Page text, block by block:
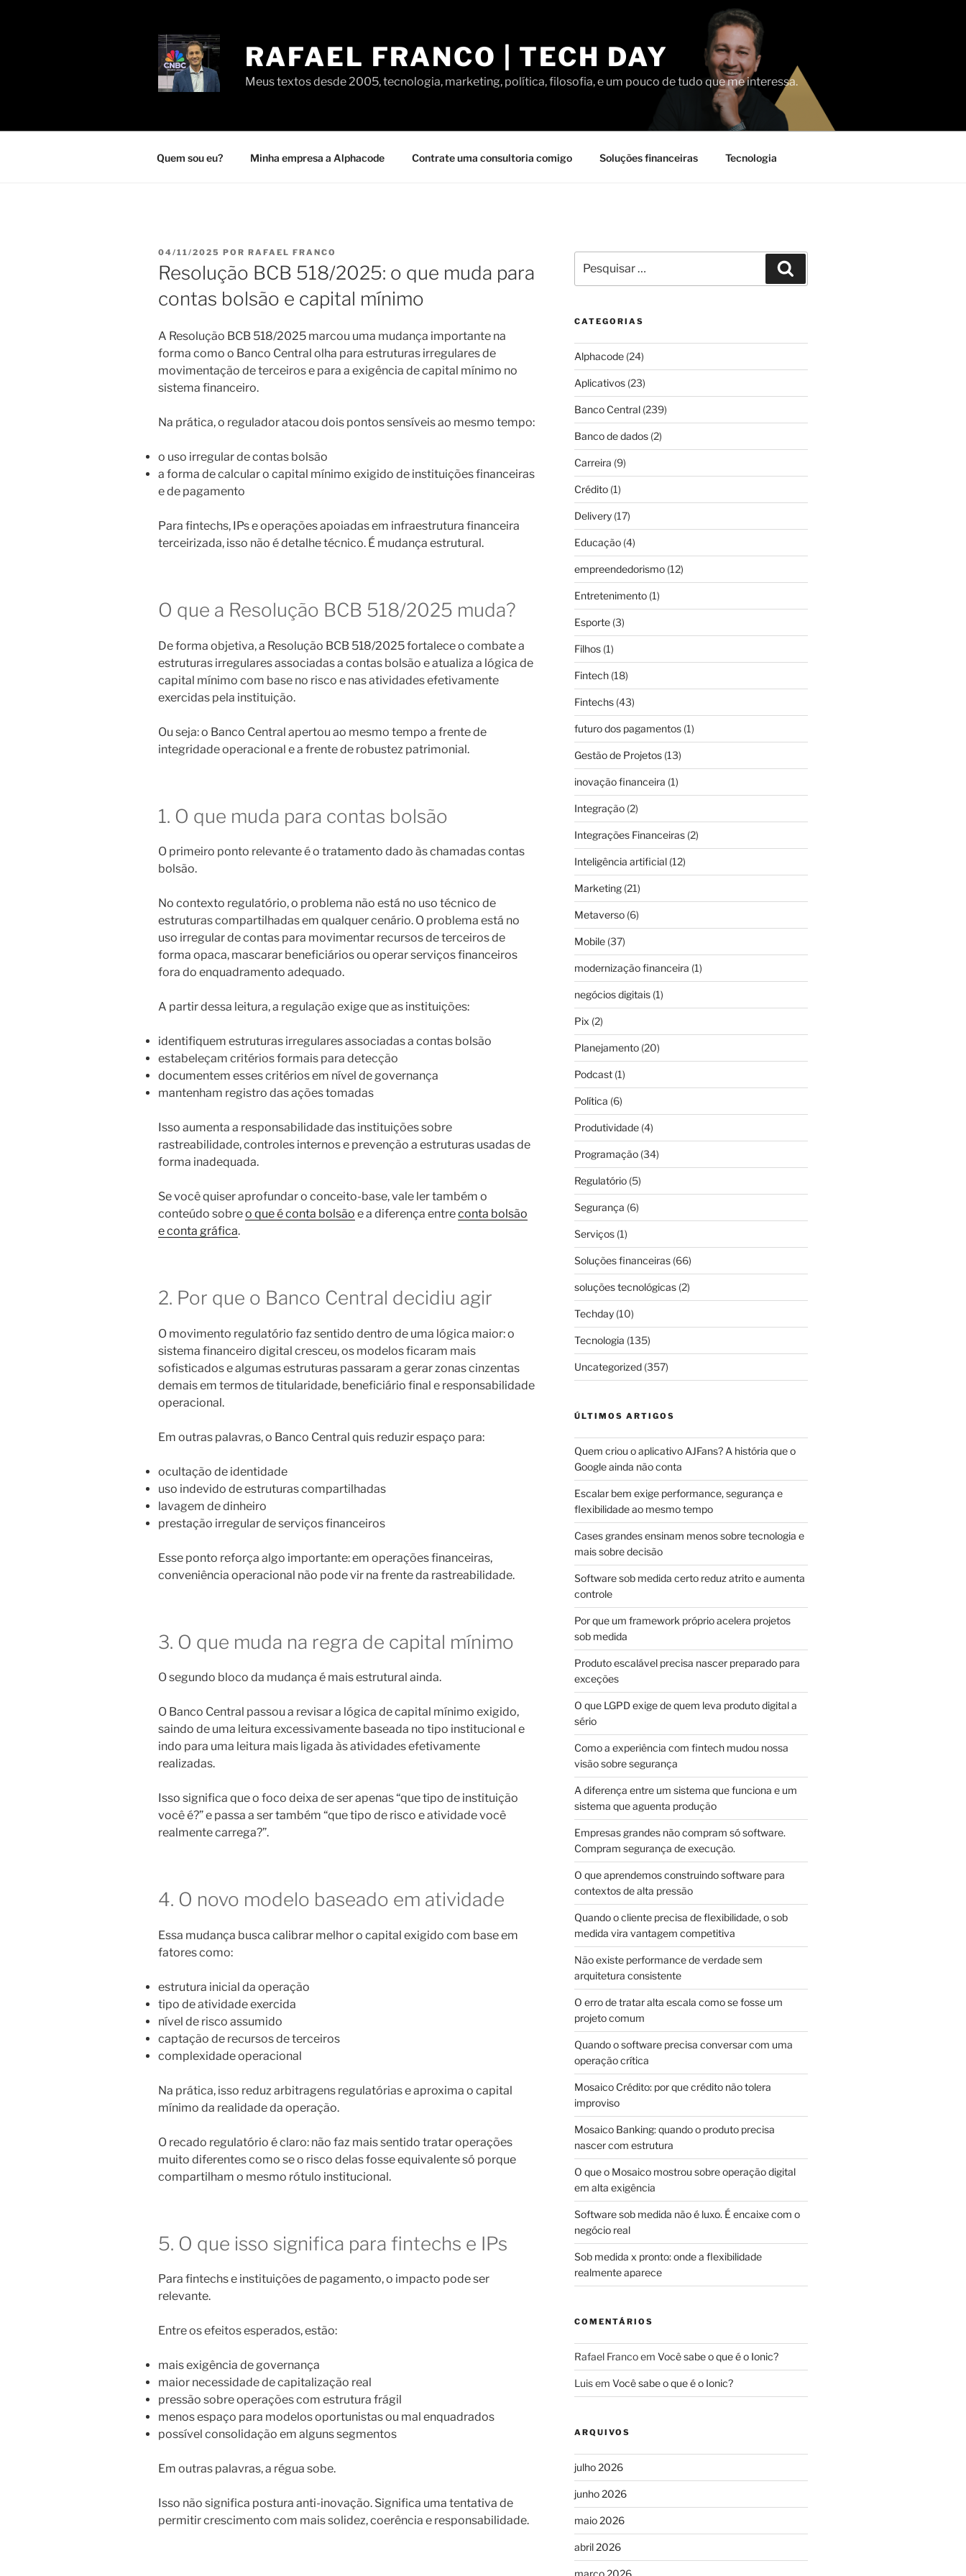
RAFAEL FRANCO | TECH DAY
Meus textos desde 2005, tecnologia, marketing, política, filosofia, e um pouco de tudo que me interessa.
Quem sou eu? Minha empresa a Alphacode Contrate uma consultoria comigo Soluções financeiras Tecnologia
PUBLICADO
EM
04/11/2025 POR RAFAEL FRANCO
Resolução BCB 518/2025: o que muda para
contas bolsão e capital mínimo
A Resolução BCB 518/2025 marcou uma mudança importante na
forma como o Banco Central olha para estruturas irregulares de
movimentação de terceiros e para a exigência de capital mínimo no
sistema financeiro.
Na prática, o regulador atacou dois pontos sensíveis ao mesmo tempo:
o uso irregular de contas bolsão
a forma de calcular o capital mínimo exigido de instituições financeiras
e de pagamento
Para fintechs, IPs e operações apoiadas em infraestrutura financeira
terceirizada, isso não é detalhe técnico. É mudança estrutural.
O que a Resolução BCB 518/2025 muda?
De forma objetiva, a Resolução BCB 518/2025 fortalece o combate a
estruturas irregulares associadas a contas bolsão e atualiza a lógica de
capital mínimo com base no risco e nas atividades efetivamente
exercidas pela instituição.
Ou seja: o Banco Central apertou ao mesmo tempo a frente de
integridade operacional e a frente de robustez patrimonial.
1. O que muda para contas bolsão
O primeiro ponto relevante é o tratamento dado às chamadas contas
bolsão.
No contexto regulatório, o problema não está no uso técnico de
estruturas compartilhadas em qualquer cenário. O problema está no
uso irregular de contas para movimentar recursos de terceiros de
forma opaca, mascarar beneficiários ou operar serviços financeiros
fora do enquadramento adequado.
A partir dessa leitura, a regulação exige que as instituições:
identifiquem estruturas irregulares associadas a contas bolsão
estabeleçam critérios formais para detecção
documentem esses critérios em nível de governança
mantenham registro das ações tomadas
Isso aumenta a responsabilidade das instituições sobre
rastreabilidade, controles internos e prevenção a estruturas usadas de
forma inadequada.
Se você quiser aprofundar o conceito-base, vale ler também o
conteúdo sobreo que é conta bolsão e a diferença entreconta bolsão
e conta gráfica.
2. Por que o Banco Central decidiu agir
O movimento regulatório faz sentido dentro de uma lógica maior: o
sistema financeiro digital cresceu, os modelos ficaram mais
sofisticados e algumas estruturas passaram a gerar zonas cinzentas
demais em termos de titularidade, beneficiário final e responsabilidade
operacional.
Em outras palavras, o Banco Central quis reduzir espaço para:
ocultação de identidade
uso indevido de estruturas compartilhadas
lavagem de dinheiro
prestação irregular de serviços financeiros
Esse ponto reforça algo importante: em operações financeiras,
conveniência operacional não pode vir na frente da rastreabilidade.
3. O que muda na regra de capital mínimo
O segundo bloco da mudança é mais estrutural ainda.
O Banco Central passou a revisar a lógica de capital mínimo exigido,
saindo de uma leitura excessivamente baseada no tipo institucional e
indo para uma leitura mais ligada às atividades efetivamente
realizadas.
Isso significa que o foco deixa de ser apenas “que tipo de instituição
você é?” e passa a ser também “que tipo de risco e atividade você
realmente carrega?”.
4. O novo modelo baseado em atividade
Essa mudança busca calibrar melhor o capital exigido com base em
fatores como:
estrutura inicial da operação
tipo de atividade exercida
nível de risco assumido
captação de recursos de terceiros
complexidade operacional
Na prática, isso reduz arbitragens regulatórias e aproxima o capital
mínimo da realidade da operação.
O recado regulatório é claro: não faz mais sentido tratar operações
muito diferentes como se o risco delas fosse equivalente só porque
compartilham o mesmo rótulo institucional.
5. O que isso significa para fintechs e IPs
Para fintechs e instituições de pagamento, o impacto pode ser
relevante.
Entre os efeitos esperados, estão:
mais exigência de governança
maior necessidade de capitalização real
pressão sobre operações com estrutura frágil
menos espaço para modelos oportunistas ou mal enquadrados
possível consolidação em alguns segmentos
Em outras palavras, a régua sobe.
Isso não significa postura anti-inovação. Significa uma tentativa de
permitir crescimento com mais solidez, coerência e responsabilidade.
por:
CATEGORIAS
Alphacode(24)
Aplicativos(23)
Banco Central(239)
Banco de dados(2)
Carreira (9)
Crédito(1)
Delivery(17)
Educação(4)
empreendedorismo(12)
Entretenimento(1)
Esporte(3)
Filhos(1)
Fintech(18)
Fintechs(43)
futuro dos pagamentos(1)
Gestão de Projetos(13)
inovação financeira (1)
Integração(2)
Integrações Financeiras(2)
Inteligência artificial(12)
Marketing(21)
Metaverso(6)
Mobile(37)
modernização financeira (1)
negócios digitais(1)
Pix (2)
Planejamento(20)
Podcast(1)
Política (6)
Produtividade(4)
Programação(34)
Regulatório(5)
Segurança (6)
Serviços(1)
Soluções financeiras(66)
soluções tecnológicas(2)
Techday(10)
Tecnologia (135)
Uncategorized(357)
ÚLTIMOS ARTIGOS
Quem criou o aplicativo AJFans? A história que o
Google ainda não conta
Escalar bem exige performance, segurança e
flexibilidade ao mesmo tempo
Cases grandes ensinam menos sobre tecnologia e
mais sobre decisão
Software sob medida certo reduz atrito e aumenta
controle
Por que um framework próprio acelera projetos
sob medida
Produto escalável precisa nascer preparado para
exceções
O que LGPD exige de quem leva produto digital a
sério
Como a experiência com fintech mudou nossa
visão sobre segurança
A diferença entre um sistema que funciona e um
sistema que aguenta produção
Empresas grandes não compram só software.
Compram segurança de execução.
O que aprendemos construindo software para
contextos de alta pressão
Quando o cliente precisa de flexibilidade, o sob
medida vira vantagem competitiva
Não existe performance de verdade sem
arquitetura consistente
O erro de tratar alta escala como se fosse um
projeto comum
Quando o software precisa conversar com uma
operação crítica
Mosaico Crédito: por que crédito não tolera
improviso
Mosaico Banking: quando o produto precisa
nascer com estrutura
O que o Mosaico mostrou sobre operação digital
em alta exigência
Software sob medida não é luxo. É encaixe com o
negócio real
Sob medida x pronto: onde a flexibilidade
realmente aparece
COMENTÁRIOS
Rafael Francoem Você sabe o que é o Ionic?
Luisem Você sabe o que é o Ionic?
ARQUIVOS
julho 2026
junho 2026
maio 2026
abril 2026